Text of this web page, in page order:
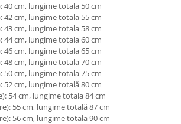
cm, lungime totala 50 cm
cm, lungime totala 55 cm
cm, lungime totala 58 cm
cm, lungime totala 60 cm
cm, lungime totala 65 cm
cm, lungime totala 70 cm
cm, lungime totala 75 cm
cm, lungime totală 80 cm
54 cm, lungime totala 84 cm
55 cm, lungime totală 87 cm
56 cm, lungime totala 90 cm